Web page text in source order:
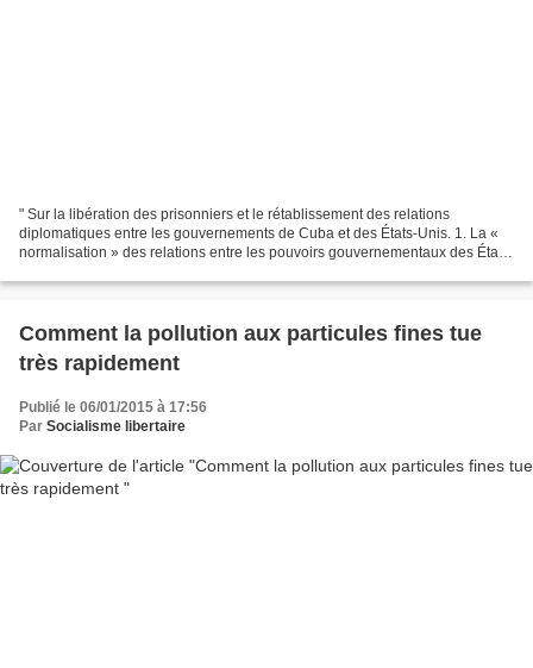
" Sur la libération des prisonniers et le rétablissement des relations
diplomatiques entre les gouvernements de Cuba et des États-Unis. 1. La «
normalisation » des relations entre les pouvoirs gouvernementaux des États-
Comment la pollution aux particules fines tue
très rapidement
Publié le 06/01/2015 à 17:56
Par Socialisme libertaire